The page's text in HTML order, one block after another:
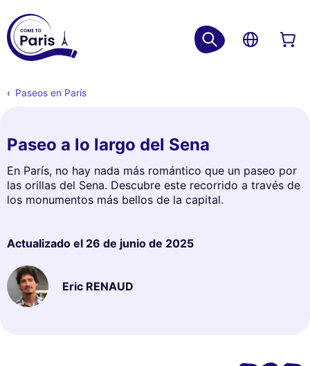
Paseos en París
Paseo a lo largo del Sena
En París, no hay nada más romántico que un paseo por
las orillas del Sena. Descubre este recorrido a través de
los monumentos más bellos de la capital.
Actualizado el 26 de junio de 2025
Eric RENAUD